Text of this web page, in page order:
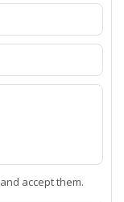
and accept them.